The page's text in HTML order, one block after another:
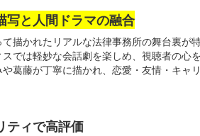
写と人間ドラマの融合
描かれたリアルな法律事務所の舞台裏が
では軽妙な会話劇を楽しめ、視聴者の心
葛藤が丁寧に描かれ、恋愛・友情・キャ
ティで高評価